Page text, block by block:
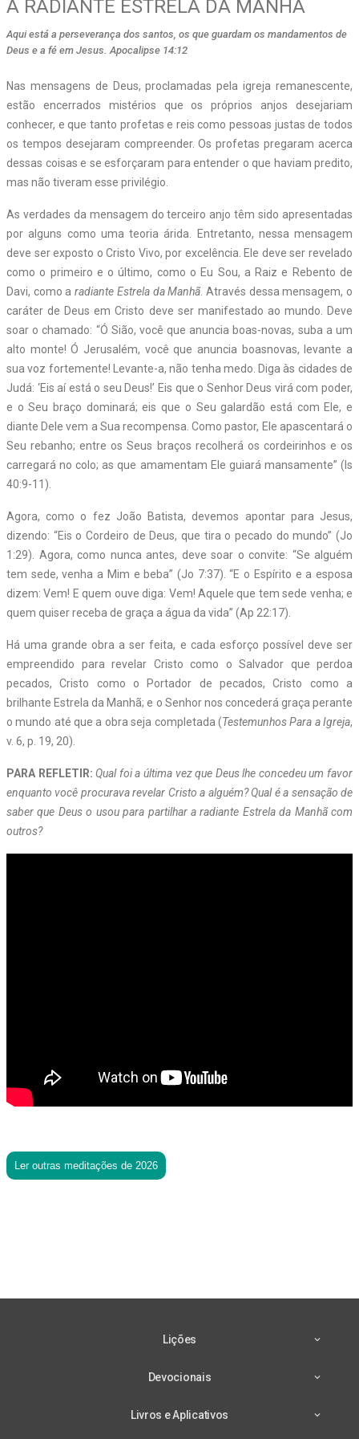
A RADIANTE ESTRELA DA MANHÃ
Aqui está a perseverança dos santos, os que guardam os mandamentos de
Deus e a fé em Jesus. Apocalipse 14:12
Nas mensagens de Deus, proclamadas pela igreja remanescente,
estão encerrados mistérios que os próprios anjos desejariam
conhecer, e que tanto profetas e reis como pessoas justas de todos
os tempos desejaram compreender. Os profetas pregaram acerca
dessas coisas e se esforçaram para entender o que haviam predito,
mas não tiveram esse privilégio.
As verdades da mensagem do terceiro anjo têm sido apresentadas
por alguns como uma teoria árida. Entretanto, nessa mensagem
deve ser exposto o Cristo Vivo, por excelência. Ele deve ser revelado
como o primeiro e o último, como o Eu Sou, a Raiz e Rebento de
Davi, como aradiante Estrela da Manhã . Através dessa mensagem, o
caráter de Deus em Cristo deve ser manifestado ao mundo. Deve
soar o chamado: “Ó Sião, você que anuncia boas-novas, suba a um
alto monte! Ó Jerusalém, você que anuncia boasnovas, levante a
sua voz fortemente! Levante-a, não tenha medo. Diga às cidades de
Judá: ‘Eis aí está o seu Deus!’ Eis que o Senhor Deus virá com poder,
e o Seu braço dominará; eis que o Seu galardão está com Ele, e
diante Dele vem a Sua recompensa. Como pastor, Ele apascentará o
Seu rebanho; entre os Seus braços recolherá os cordeirinhos e os
carregará no colo; as que amamentam Ele guiará mansamente” (Is
40:9-11).
Agora, como o fez João Batista, devemos apontar para Jesus,
dizendo: “Eis o Cordeiro de Deus, que tira o pecado do mundo” (Jo
1:29). Agora, como nunca antes, deve soar o convite: “Se alguém
tem sede, venha a Mim e beba” (Jo 7:37). “E o Espírito e a esposa
dizem: Vem! E quem ouve diga: Vem! Aquele que tem sede venha; e
quem quiser receba de graça a água da vida” (Ap 22:17).
Há uma grande obra a ser feita, e cada esforço possível deve ser
empreendido para revelar Cristo como o Salvador que perdoa
pecados, Cristo como o Portador de pecados, Cristo como a
brilhante Estrela da Manhã; e o Senhor nos concederá graça perante
o mundo até que a obra seja completada (Testemunhos Para a Igreja,
v. 6, p. 19, 20).
PARA REFLETIR: Qual foi a última vez que Deus lhe concedeu um favor
enquanto você procurava revelar Cristo a alguém? Qual é a sensação de
saber que Deus o usou para partilhar a radiante Estrela da Manhã com
outros?
Ler outras meditações de 2026
Lições
Devocionais
Livros e Aplicativos